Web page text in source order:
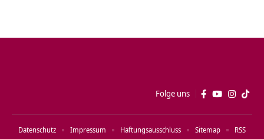
Folge uns
Datenschutz Impressum Haftungsausschluss Sitemap RSS